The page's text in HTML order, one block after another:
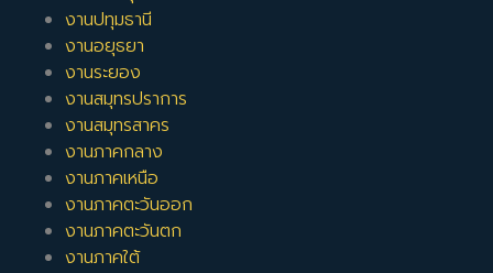
งานปทุมธานี
งานอยุธยา
งานระยอง
งานสมุทรปราการ
งานสมุทรสาคร
งานภาคกลาง
งานภาคเหนือ
งานภาคตะวันออก
งานภาคตะวันตก
งานภาคใต้